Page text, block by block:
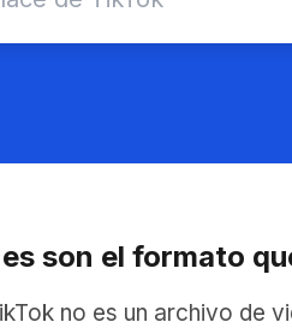
son el formato
no es un archivo de